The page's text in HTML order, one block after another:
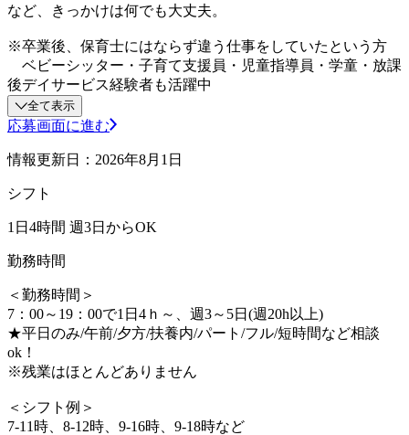
など、きっかけは何でも大丈夫。
※卒業後、保育士にはならず違う仕事をしていたという方
ベビーシッター・子育て支援員・児童指導員・学童・放課
後デイサービス経験者も活躍中
全て表示
応募画面に進む
情報更新日：2026年8月1日
シフト
1日4時間 週3日からOK
勤務時間
＜勤務時間＞
7：00～19：00で1日4ｈ～、週3～5日(週20h以上)
★平日のみ/午前/夕方/扶養内/パート/フル/短時間など相談
ok！
※残業はほとんどありません
＜シフト例＞
7-11時、8-12時、9-16時、9-18時など